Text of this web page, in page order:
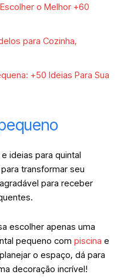
o Melhor +60
para Cozinha,
+50 Ideias Para Sua
ideias para quintal
transformar seu
para receber
escolher apenas uma
pequeno com piscina e
o espaço, dá para
decoração incrível!